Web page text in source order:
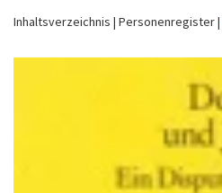
Inhaltsverzeichnis | Personenregister |